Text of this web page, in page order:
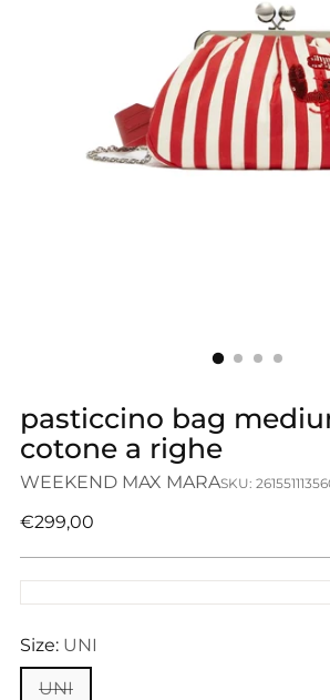
pasticcino bag
cotone a righe
WEEKEND MAX MARASKU:
Prezzo
€299,00
Size: UNI
UNI